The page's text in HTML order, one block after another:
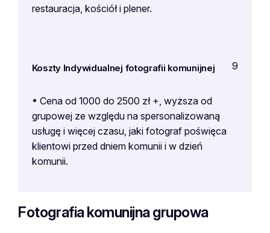
restauracja, kościół i plener.
Koszty Indywidualnej fotografii komunijnej 9
• Cena od 1000 do 2500 zł +, wyższa od
grupowej ze względu na spersonalizowaną
usługę i więcej czasu, jaki fotograf poświęca
klientowi przed dniem komunii i w dzień
komunii.
Fotografia komunijna grupowa